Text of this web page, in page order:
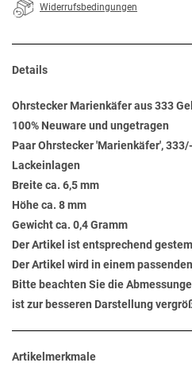
Widerrufsbedingungen
Details
Ohrstecker Marienkäfer aus 333
100% Neuware und ungetragen
Paar Ohrstecker 'Marienkäfer',
Lackeinlagen
Breite ca. 6,5 mm
Höhe ca. 8 mm
Gewicht ca. 0,4 Gramm
Der Artikel ist entsprechend
Der Artikel wird in einem
Bitte beachten Sie die
ist zur besseren Darstellung
Artikelmerkmale